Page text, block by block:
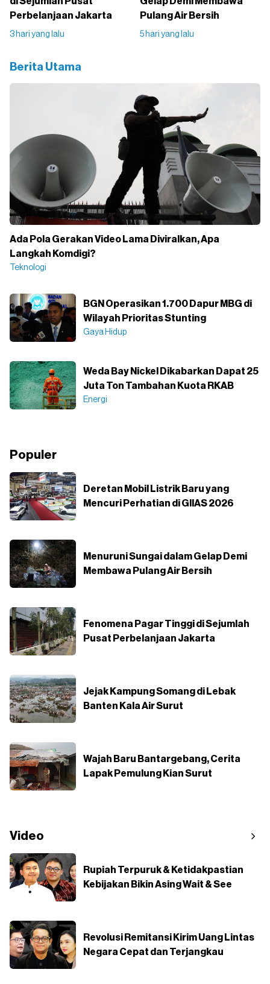
Perbelanjaan Jakarta
3 hari yang lalu
Pulang Air Bersih
5 hari yang lalu
Berita Utama
Ada Pola Gerakan Video Lama Diviralkan, Apa
Langkah Komdigi?
Teknologi
BGN Operasikan 1.700 Dapur MBG di
Wilayah Prioritas Stunting
Gaya Hidup
Weda Bay Nickel Dikabarkan Dapat 25
Juta Ton Tambahan Kuota RKAB
Energi
Populer
Deretan Mobil Listrik Baru yang
Mencuri Perhatian di GIIAS 2026
Menuruni Sungai dalam Gelap Demi
Membawa Pulang Air Bersih
Fenomena Pagar Tinggi di Sejumlah
Pusat Perbelanjaan Jakarta
Jejak Kampung Somang di Lebak
Banten Kala Air Surut
Wajah Baru Bantargebang, Cerita
Lapak Pemulung Kian Surut
Video
Rupiah Terpuruk & Ketidakpastian
Kebijakan Bikin Asing Wait & See
Revolusi Remitansi Kirim Uang Lintas
Negara Cepat dan Terjangkau